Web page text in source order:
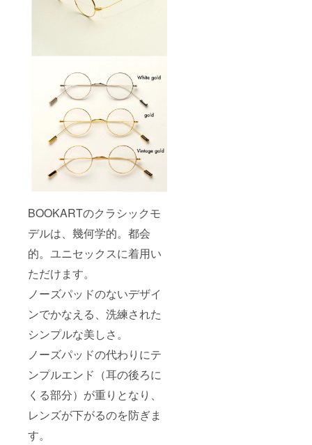
BOOKARTのクラシックモ
デルは、幾何学的。都会
的。ユニセックスに着用い
ただけます。
ノーズパッドのないデザイ
ンでかなえる、洗練された
シンプルな美しさ。
ノーズパッドの代わりにテ
ンプルエンド（耳の後ろに
くる部分）が重りとなり、
レンズが下がるのを防ぎま
す。